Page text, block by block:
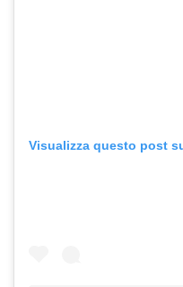
Visualizza questo post